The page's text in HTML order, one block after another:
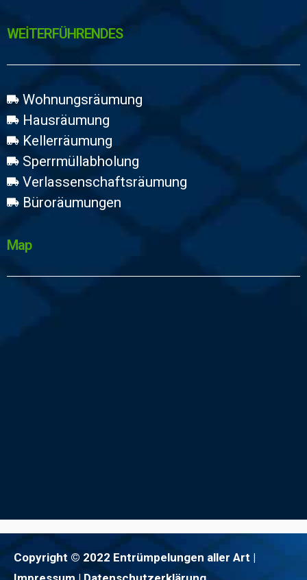
WEİTERFÜHRENDES
Wohnungsräumung
Hausräumung
Kellerräumung
Sperrmüllabholung
Verlassenschaftsräumung
Büroräumungen
Map
Copyright © 2022 Entrümpelungen aller Art |